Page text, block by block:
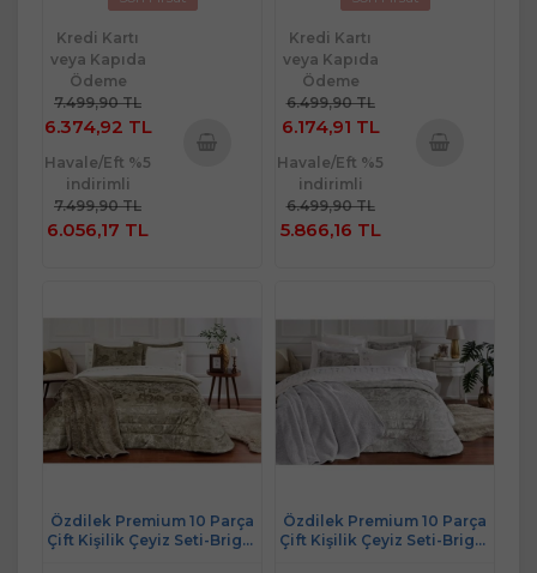
Kredi Kartı
veya Kapıda
Ödeme
7.499,90 TL
6.374,92 TL
Havale/Eft %5
indirimli
7.499,90 TL
6.056,17 TL
Kredi Kartı
veya Kapıda
Ödeme
6.499,90 TL
6.174,91 TL
Havale/Eft %5
indirimli
6.499,90 TL
5.866,16 TL
Özdilek Premium 10 Parça
Çift Kişilik Çeyiz Seti-Bright
Özdilek Premium 10 Parça
Çift Kişilik Çeyiz Seti-Bright